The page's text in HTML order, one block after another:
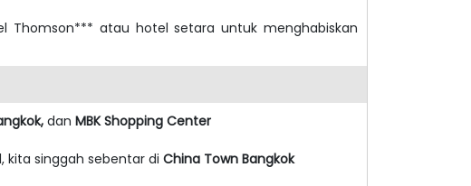
atau hotel setara untuk menghabiskan
dan MBK Shopping Center
kita singgah sebentar di China Town Bangkok